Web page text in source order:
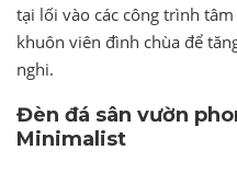
tại lối vào các công trình
khuôn viên đình chùa để
nghi.
Đèn đá sân vườn
Minimalist